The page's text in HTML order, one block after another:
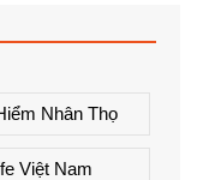
Nhân Thọ
Việt Nam